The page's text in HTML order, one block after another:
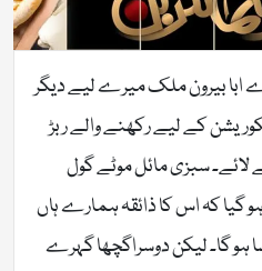
ابا بیرون ملک میرے لیے دیگر
کے لیے رکھنے والے ربڑ
سبزی مائل موٹے گول
گیا کہ اس کا ذائقہ ہمارے ہاں
ہو گا۔ لیکن دوسراگچھا گہرے